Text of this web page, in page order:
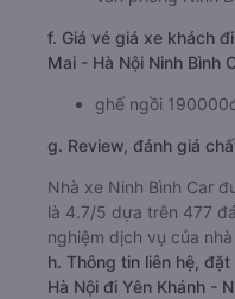
f. Giá vé giá xe khách
Mai - Hà Nội Ninh Bình
ghế ngồi
g. Review, đánh giá
Nhà xe Ninh Bình Car
là 4.7/5 dựa trên 477
nghiệm dịch vụ của
h. Thông tin liên hệ,
Hà Nội đi Yên Khánh -